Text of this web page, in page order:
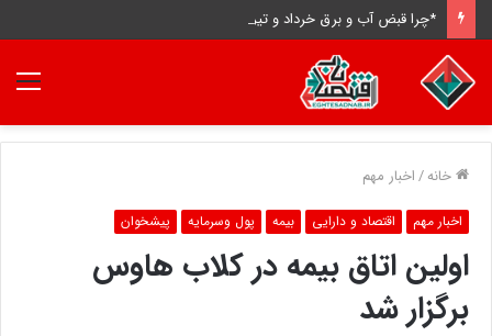
*چرا قبض آب و برق خرداد و تیر ۳ تا ۴ برابر شده است؟ *
منو
خانه/اخبار مهم
اخبار مهم اقتصاد و دارایی بیمه پول وسرمایه پیشخوان
اولین اتاق بیمه در کلاب هاوس
برگزار شد